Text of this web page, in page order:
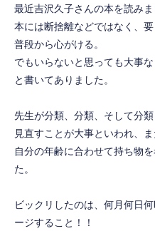
最近吉沢久子さんの本を読みま
本には断捨離などではなく、要
普段から心がける。
でもいらないと思っても大事な
と書いてありました。
先生が分類、分類、そして分
見直すことが大事といわれ、
自分の年齢に合わせて持ち物
た。
ビックリしたのは、何月何日
ージすること！！